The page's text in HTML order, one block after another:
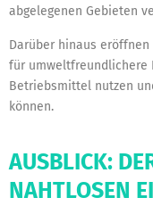
abgelegenen Gebieten
Darüber hinaus
für umweltfreundlichere
Betriebsmittel nutzen
können.
AUSBLICK:
NAHTLOSEN